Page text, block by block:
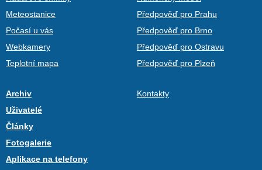
Meteostanice
Počasí u vás
Webkamery
Teplotní mapa
Předpověď pro Prahu
Předpověď pro Brno
Předpověď pro Ostravu
Předpověď pro Plzeň
Archiv
Uživatelé
Články
Fotogalerie
Aplikace na telefony
Kontakty